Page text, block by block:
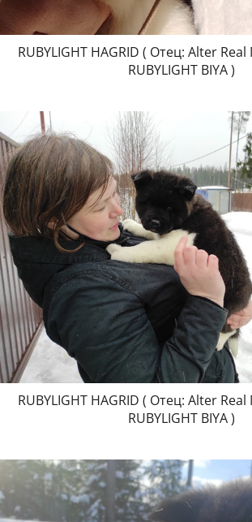
RUBYLIGHT HAGRID ( Отец: Alter
RUBYLIGHT BIYA )
RUBYLIGHT HAGRID ( Отец: Alter
RUBYLIGHT BIYA )